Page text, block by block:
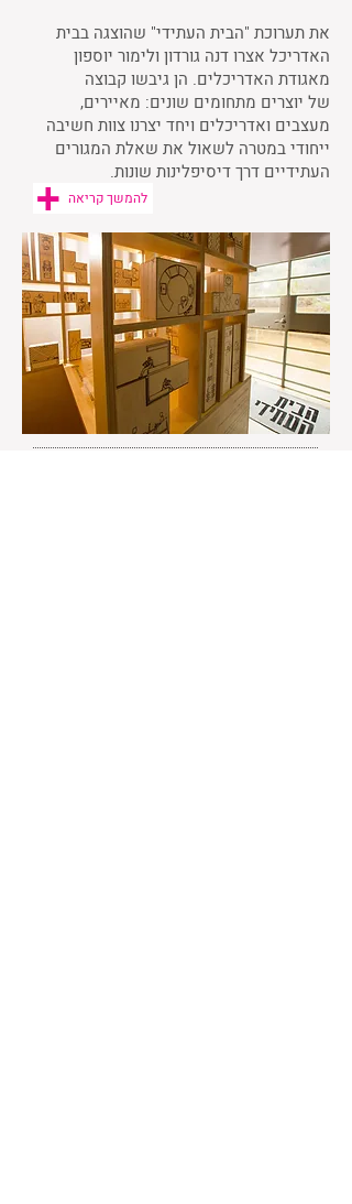
את תערוכת "הבית העתידי" שהוצגה בבית
האדריכל אצרו דנה גורדון ולימור יוספון
מאגודת האדריכלים. הן גיבשו קבוצה
של יוצרים מתחומים שונים: מאיירים,
מעצבים ואדריכלים ויחד יצרנו צוות חשיבה
ייחודי במטרה לשאול את שאלת המגורים
העתידיים דרך דיסיפלינות שונות.
להמשך קריאה